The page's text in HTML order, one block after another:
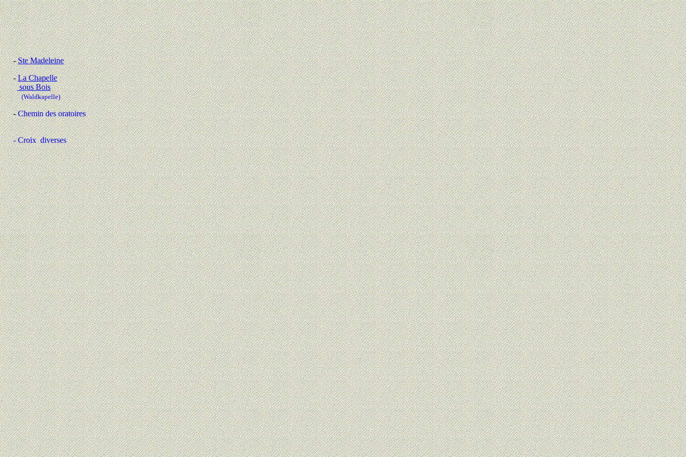
-Ste Madeleine
-La Chapelle
sous Bois
(Waldkapelle)
-Chemin des oratoires
- Croix diverses